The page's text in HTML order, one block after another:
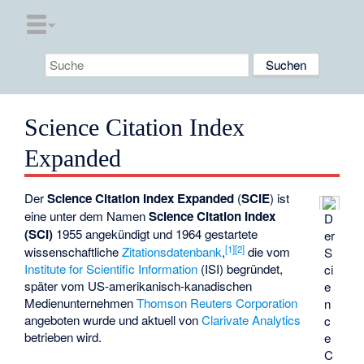
Science Citation Index
Expanded
D
er
S
ci
e
n
c
e
C
DerScience Citation Index Expanded (SCIE) ist
eine unter dem NamenScience Citation Index
(SCI) 1955 angekündigt und 1964 gestartete
wissenschaftlicheZitationsdatenbank,[1][2] die vom
Institute for Scientific Information (ISI) begründet,
später vom US-amerikanisch-kanadischen
MedienunternehmenThomson Reuters Corporation
angeboten wurde und aktuell vonClarivate Analytics
betrieben wird.